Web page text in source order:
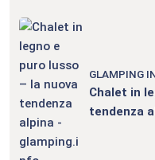
GLAMPING
Chalet in
tendenza